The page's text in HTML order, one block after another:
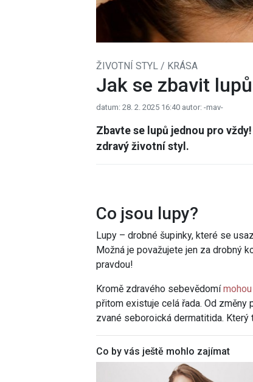
ŽIVOTNÍ STYL / KRÁSA
Jak se zbavit
datum: 28. 2. 2025 16:40 autor: -mav-
Zbavte se lupů jednou pro
zdravý životní styl.
Co jsou lupy?
Lupy – drobné šupinky, které se
Možná je považujete jen za drobný
pravdou!
Kromě zdravého sebevědomímohou
přitom existuje celá řada. Od změny
zvané seboroická dermatitida.
Co by vás ještě mohlo zajímat